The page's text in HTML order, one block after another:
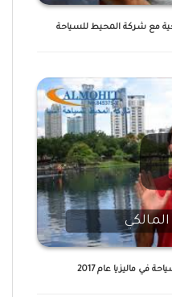
مع شركة المحيط للسياحة
في ماليزيا عام 2017